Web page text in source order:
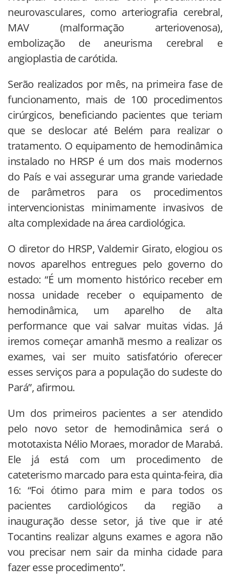
neurovasculares, como arteriografia cerebral,
MAV (malformação arteriovenosa),
embolização de aneurisma cerebral e
angioplastia de carótida.
Serão realizados por mês, na primeira fase de
funcionamento, mais de 100 procedimentos
cirúrgicos, beneficiando pacientes que teriam
que se deslocar até Belém para realizar o
tratamento. O equipamento de hemodinâmica
instalado no HRSP é um dos mais modernos
do País e vai assegurar uma grande variedade
de parâmetros para os procedimentos
intervencionistas minimamente invasivos de
alta complexidade na área cardiológica.
O diretor do HRSP, Valdemir Girato, elogiou os
novos aparelhos entregues pelo governo do
estado: “É um momento histórico receber em
nossa unidade receber o equipamento de
hemodinâmica, um aparelho de alta
performance que vai salvar muitas vidas. Já
iremos começar amanhã mesmo a realizar os
exames, vai ser muito satisfatório oferecer
esses serviços para a população do sudeste do
Pará”, afirmou.
Um dos primeiros pacientes a ser atendido
pelo novo setor de hemodinâmica será o
mototaxista Nélio Moraes, morador de Marabá.
Ele já está com um procedimento de
cateterismo marcado para esta quinta-feira, dia
16: “Foi ótimo para mim e para todos os
pacientes cardiológicos da região a
inauguração desse setor, já tive que ir até
Tocantins realizar alguns exames e agora não
vou precisar nem sair da minha cidade para
fazer esse procedimento”.